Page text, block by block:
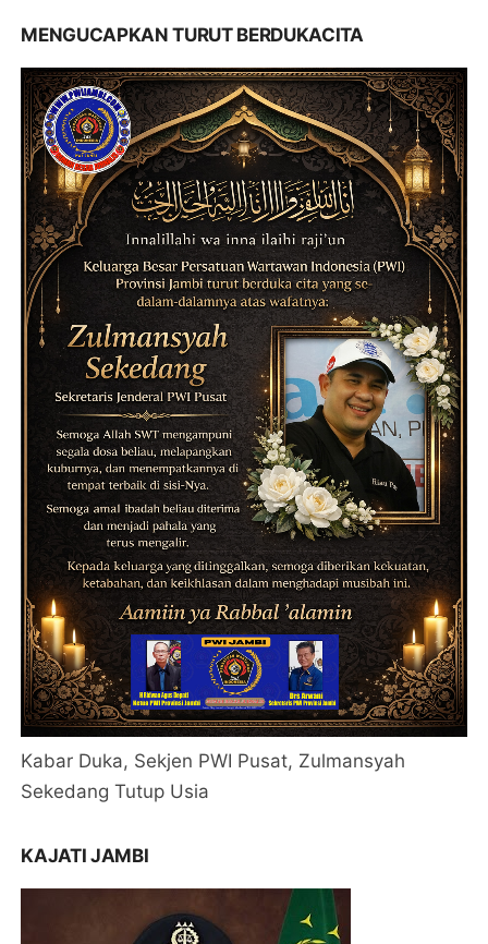
MENGUCAPKAN TURUT BERDUKACITA
Kabar Duka, Sekjen PWI Pusat, Zulmansyah
Sekedang Tutup Usia
KAJATI JAMBI